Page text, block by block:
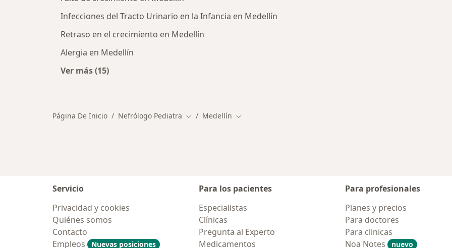
Infecciones del Tracto Urinario en la Infancia en Medellín
Retraso en el crecimiento en Medellín
Alergia en Medellín
Ver más (15)
Página De Inicio Nefrólogo Pediatra Cambiar de ciudad
Medellín Cambiar de ciudad
Servicio
Privacidad y cookies
Quiénes somos
Contacto
Empleos
Nuevas posiciones
Para los pacientes
Especialistas
Clínicas
Pregunta al Experto
Medicamentos
Para profesionales
Planes y precios
Para doctores
Para clinicas
Noa Notes
nuevo